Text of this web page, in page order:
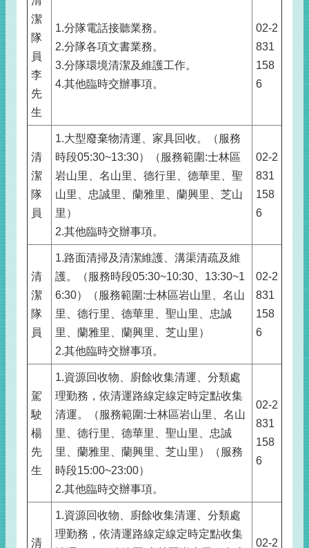
潔
隊
員
李
先
生
1.分隊電話接聽業務。
2.分隊各項文書業務。
3.分隊環境清潔及維護工作。
4.其他臨時交辦事項。
02-2
831
158
6
清
潔
隊
員
1.大型廢棄物清運、家具回收。（服務
時段05:30~13:30）（服務範圍:士林區
岩山里、名山里、德行里、德華里、聖
山里、忠誠里、蘭雅里、蘭興里、芝山
里）
2.其他臨時交辦事項。
02-2
831
158
6
清
潔
隊
員
1.路面清掃及清潔維護、溝渠清疏及維
護。（服務時段05:30~10:30、13:30~1
6:30）（服務範圍:士林區岩山里、名山
里、德行里、德華里、聖山里、忠誠
里、蘭雅里、蘭興里、芝山里）
2.其他臨時交辦事項。
02-2
831
158
6
駕
駛
楊
先
生
1.資源回收物、廚餘收集清運、分類處
理勤務，依清運路線定線定時定點收集
清運。（服務範圍:士林區岩山里、名山
里、德行里、德華里、聖山里、忠誠
里、蘭雅里、蘭興里、芝山里）（服務
時段15:00~23:00）
2.其他臨時交辦事項。
02-2
831
158
6
清
1.資源回收物、廚餘收集清運、分類處
理勤務，依清運路線定線定時定點收集
02-2